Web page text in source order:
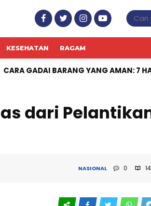
KESEHATAN RAGAM
YANG AMAN: 7 HAL YANG WAJIB
dari
NASIONAL 0